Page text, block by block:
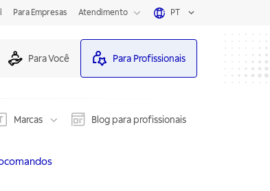
Para Empresas Atendimento PT
Para Você Para Profissionais
Marcas Blog para profissionais